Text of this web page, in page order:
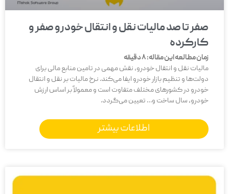
صفر تا صد مالیات نقل و انتقال خودرو صفر و
کارکرده
زمان مطالعه این مقاله:8دقیقه
مالیات نقل و انتقال خودرو، نقش مهمی در تامین منابع مالی برای
دولت‌ها و تنظیم بازار خودرو ایفا می‌کند. نرخ مالیات بر نقل و انتقال
خودرو در کشورهای مختلف متفاوت است و معمولاً بر اساس ارزش
خودرو، سال ساخت و… تعیین می‌گردد.
اطلاعات بیشتر